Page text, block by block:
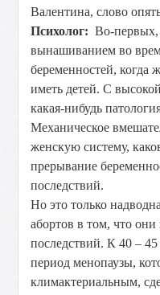
Валентина, слово
Психолог: Во-первых,
вынашиванием во
беременностей, когда
иметь детей. С
какая-нибудь
Механическое
женскую систему,
прерывание
последствий.
Но это только
абортов в том, что
последствий. К 40 – 45
период менопаузы,
климактериальным,